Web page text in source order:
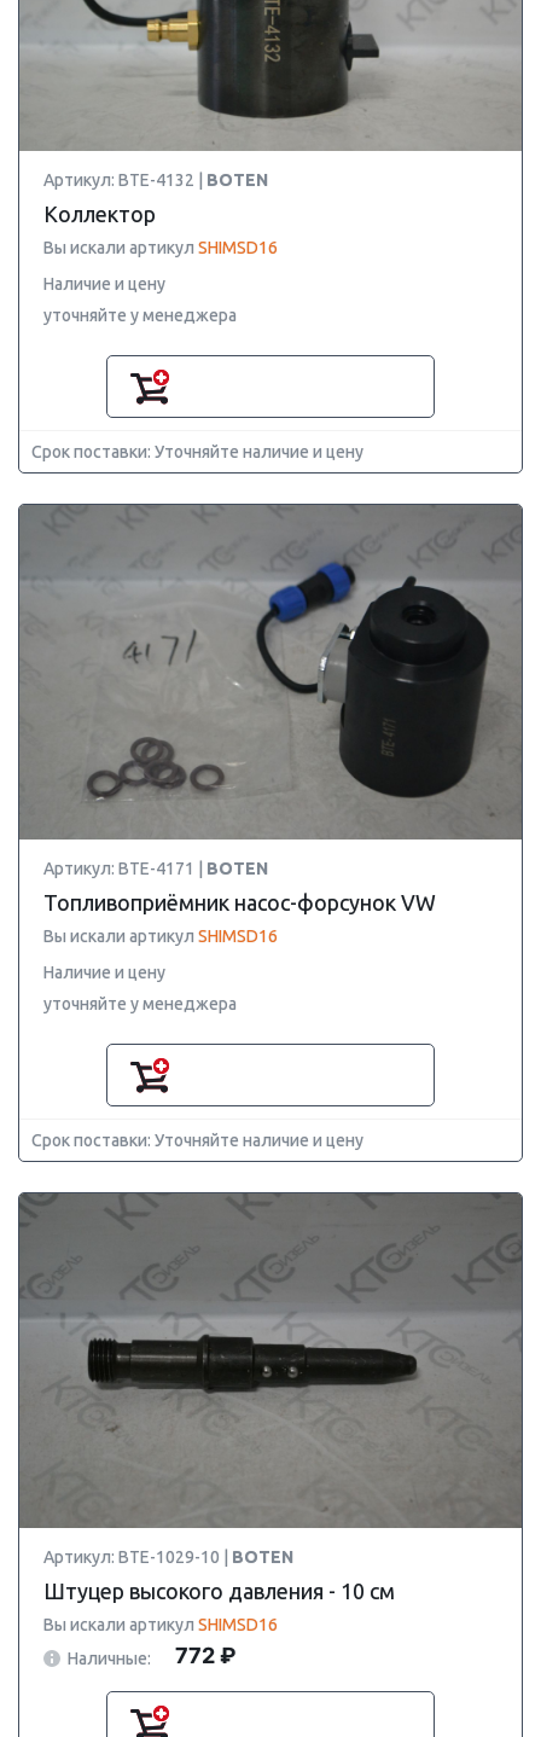
Артикул: BTE-4132 | BOTEN
Коллектор
Вы искали артикул SHIMSD16
Наличие и цену
уточняйте у менеджера
Срок поставки: Уточняйте наличие и цену
Артикул: BTE-4171 | BOTEN
Топливоприёмник насос-форсунок VW
Вы искали артикул SHIMSD16
Наличие и цену
уточняйте у менеджера
Срок поставки: Уточняйте наличие и цену
Артикул: BTE-1029-10 | BOTEN
Штуцер высокого давления - 10 см
Вы искали артикул SHIMSD16
Наличные:
772 ₽